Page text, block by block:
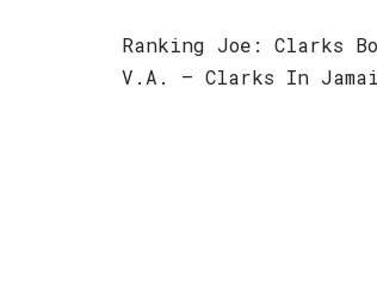
Ranking Joe: Clarks
V.A. – Clarks In